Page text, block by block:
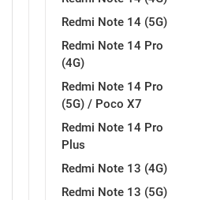
Redmi Note 14 (5G)
Redmi Note 14 Pro
(4G)
Redmi Note 14 Pro
(5G) / Poco X7
Redmi Note 14 Pro
Plus
Redmi Note 13 (4G)
Redmi Note 13 (5G)
Love motivi